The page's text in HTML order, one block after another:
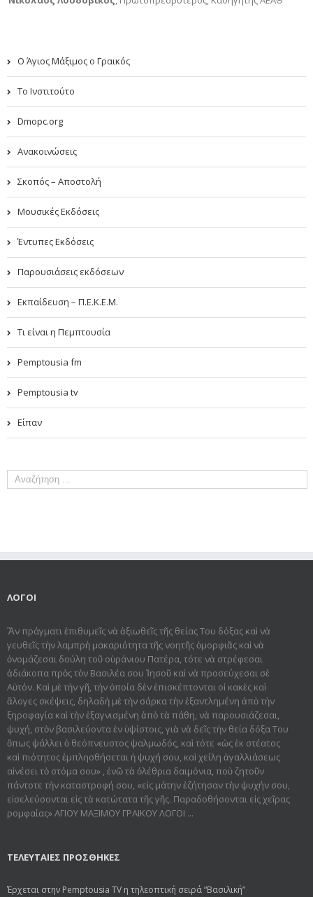
Ο Άγιος Μάξιμος ο Γραικός
Το Ινστιτούτο
Dmopc.org
Ανακοινώσεις
Σκοπός – Αποστολή
Μουσικές Εκδόσεις
Έντυπες Εκδόσεις
Παρουσιάσεις εκδόσεων
Εκπαίδευση – Π.Ε.Κ.Ε.Μ.
Τι είναι η Πεμπτουσία
Pemptousia fm
Pemptousia tv
Είπαν
ΛΟΓΟΙ
Ἂν πράγματι ἐπιθυμεῖς νὰ ἀξιωθεῖς τῆς θείας Του δόξας καὶ νὰ
γευθεῖς τὴν λαμπρὴ μακαριότητα τῆς νοητῆς ὀμορφιᾶς καὶ νὰ
ὀνομάζεσαι δούλη τοῦ οὐράνιου Πατέρα, τότε νὰ στρέφεσαι
ἀδιάκοπα πρὸς τὸν Βασιλέα σου Ἰησοῦ καὶ νὰ προσεύχεσαι σὲ
Αὐτόν. Καὶ μὲ τὴν γῆ, τὴν ὁποία δὲν ἐπισκέπτονται οἱ κακὲς καὶ
ἄλογες σκέψεις, δηλαδὴ μὲ τὴν σάρκα τὴν ἐξαντλημένη ἀπὸ τὴν
ξηροφαγία καὶ τὴν ἐξαγνισμένη ἀπὸ τὰ πάθη, νὰ παρουσιάζεσαι,
ψυχή, στὸν βασιλεύοντα ἐν ὑψίστοις, γιὰ νὰ δεῖς τὴν θεία δόξα Του
ὅπως ψάλλει ὁ θεόπνευστος ψαλμωδός, καὶ τότε «ὡς ἐκ στέατος
καὶ πιότητος ἐμπλησθήσεται ἡ ψυχή σου, καὶ χείλη ἀγαλλιάσεως
αἰνέσει τὸ στόμα σου» , ἐνῶ τὰ ὀλέθρια δαιμόνια, ποὺ ζητοῦν
πάντοτε τὴν καταστροφή σου, «εἰς μάτην ἐζήτησαν τὴν ψυχήν σου,
εἰσελεύσονται εἰς τὰ κατώτατα τῆς γῆς. Παραδοθήσον­ται εἰς χεῖρας
ρομφαίας» ΑΓΙΟΥ ΜΑΞΙΜΟΥ ΓΡΑΙΚΟΥ ΛΟΓΟΙ ...
ΤΕΛΕΥΤΑΙΕΣ ΠΡΟΣΘΗΚΕΣ
Έρχεται στην Pemptousia TV η τηλεοπτική σειρά “Βασιλική”